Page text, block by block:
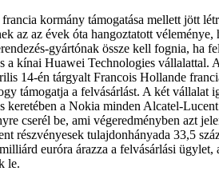
kormány támogatása mellett jött
az az évek óta hangoztatott véleménye,
gyártónak össze kell fognia, ha
a kínai Huawei Technologies vállalattal.
14-én tárgyalt Francois Hollande
támogatja a felvásárlást. A két vállalat
keretében a Nokia minden Alcatel-
cserél be, ami végeredményben azt
részvényesek tulajdonhányada 33,5
euróra árazza a felvásárlási ügylet,
le.